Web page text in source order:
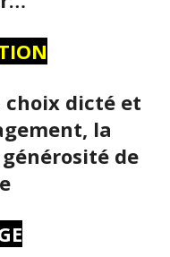
choix dicté et
la
de